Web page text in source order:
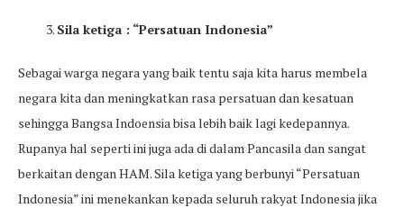
Sila ketiga : “Persatuan Indonesia”
Sebagai warga negara yang baik tentu saja kita harus membela
negara kita dan meningkatkan rasa persatuan dan kesatuan
sehingga Bangsa Indoensia bisa lebih baik lagi kedepannya.
Rupanya hal seperti ini juga ada di dalam Pancasila dan sangat
berkaitan dengan HAM. Sila ketiga yang berbunyi “Persatuan
Indonesia” ini menekankan kepada seluruh rakyat Indonesia jika